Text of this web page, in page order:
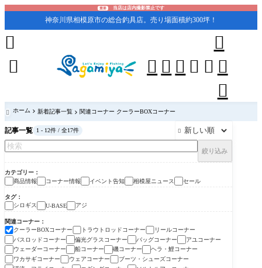
重要 当店は店内撮影禁止です
神奈川県相模原市の総合釣具店。売り場面積約300坪！
    





 ホーム 新着記事一覧 関連コーナー クーラーBOXコーナー
記事一覧 1 - 12件 / 全17件 
絞り込み
カテゴリー
商品情報
コーナー情報 イベント告知 相模屋ニュース セール
タグ
シロギス
U-BASE アジ
関連コーナー
クーラーBOXコーナー
トラウトロッドコーナー
リールコーナー
バスロッドコーナー
偏光グラスコーナー バッグコーナー
アユコーナー
ウェーダーコーナー
船コーナー 磯コーナー
ヘラ・鯉コーナー
ワカサギコーナー
ウェアコーナー
ブーツ・シューズコーナー